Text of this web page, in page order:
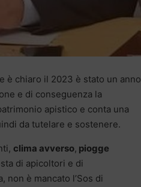
è chiaro il 2023 è stato un anno
e di conseguenza la
apistico e conta una
da tutelare e sostenere.
clima avverso, piogge
di apicoltori e di
non è mancato l’Sos di